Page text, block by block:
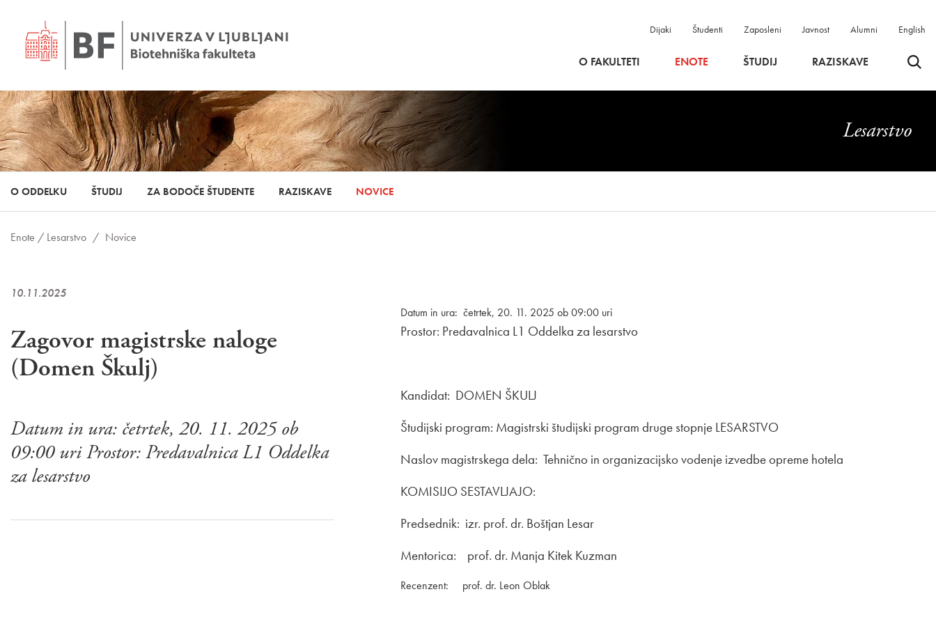
Dijaki Študenti Zaposleni Javnost Alumni English
O FAKULTETI ENOTE ŠTUDIJ RAZISKAVE Odpri
Lesarstvo
O ODDELKU ŠTUDIJ ZA BODOČE ŠTUDENTE RAZISKAVE NOVICE
Enote / Lesarstvo / Novice
10.11.2025
Zagovor magistrske naloge
(Domen Škulj)
Datum in ura: četrtek, 20. 11. 2025 ob
09:00 uri Prostor: Predavalnica L1 Oddelka
za lesarstvo
Datum in ura: četrtek, 20. 11. 2025 ob 09:00 uri
Prostor: Predavalnica L1 Oddelka za lesarstvo
Kandidat: DOMEN ŠKULJ
Študijski program: Magistrski študijski program druge stopnje LESARSTVO
Naslov magistrskega dela: Tehnično in organizacijsko vodenje izvedbe opreme hotela
KOMISIJO SESTAVLJAJO:
Predsednik: izr. prof. dr. Boštjan Lesar
Mentorica: prof. dr. Manja Kitek Kuzman
Recenzent: prof. dr. Leon Oblak